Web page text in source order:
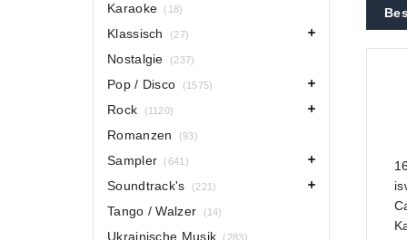
Karaoke (18)
Klassisch (27)
Nostalgie (237)
Pop / Disco (1575)
Rock (1120)
Romanzen (93)
Sampler (641)
Soundtrack's (221)
Tango / Walzer (14)
Ukrainische Musik (283)